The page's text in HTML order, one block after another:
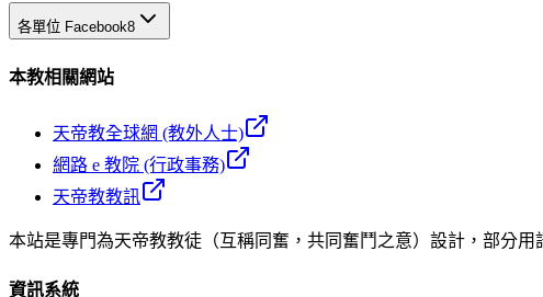
各單位 Facebook8
本教相關網站
天帝教全球網 (教外人士)
網路 e 教院 (行政事務)
天帝教教訊
本站是專門為天帝教教徒（互稱同奮，共同奮鬥之意）設計，部分
資訊系統